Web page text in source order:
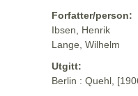
Forfatter/person:
Ibsen, Henrik
Lange, Wilhelm
Utgitt:
Berlin : Quehl,